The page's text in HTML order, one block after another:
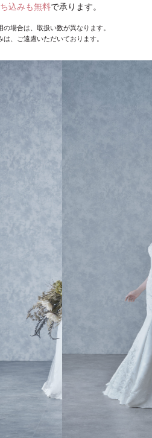
込みも無料で承ります。
場合は、取扱い数が異なります。
は、ご遠慮いただいております。